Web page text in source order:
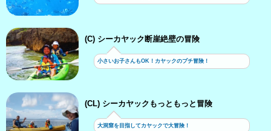
(C) シーカヤック断崖絶壁の冒険
小さいお子さんもOK！カヤックのプチ冒険！
(CL) シーカヤックもっともっと冒険
大洞窟を目指してカヤックで大冒険！